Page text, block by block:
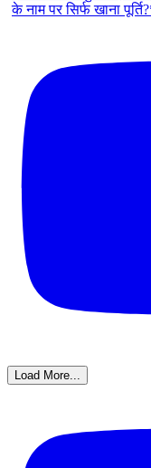
Load More...